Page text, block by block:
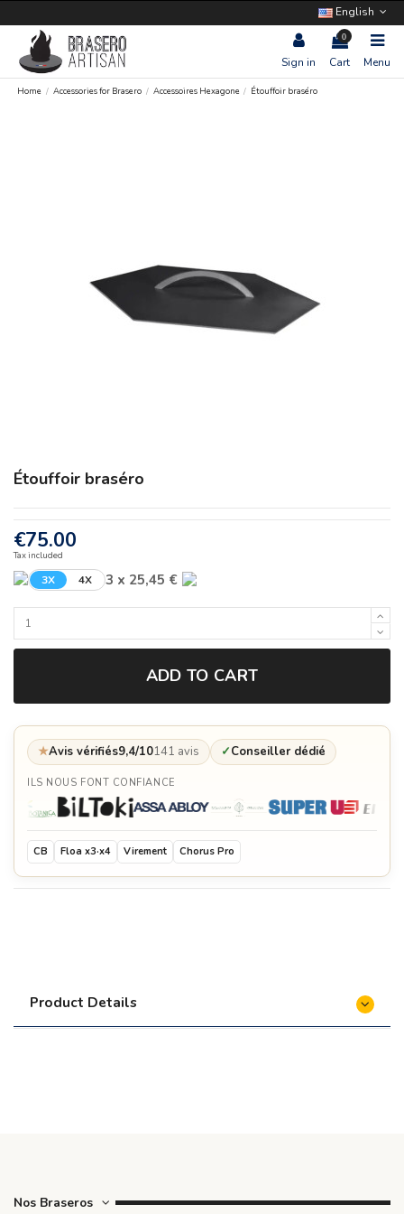
English
Sign in
0
Cart Menu
Home Accessories for Brasero Accessoires Hexagone Étouffoir braséro
Étouffoir braséro
€75.00
Tax included
3X 4X 3 x 25,45 €
ADD TO CART
★Avis vérifiés9,4/10141 avis ✓Conseiller dédié
ILS NOUS FONT CONFIANCE
CB Floa x3·x4 Virement Chorus Pro
Product Details
Nos Braseros